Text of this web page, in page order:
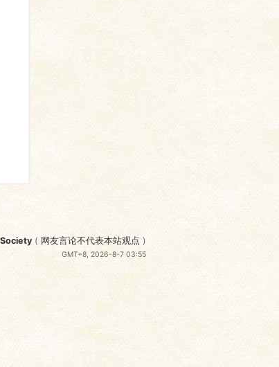
( 网友言论不代表本站观点 )
GMT+8, 2026-8-7 03:55